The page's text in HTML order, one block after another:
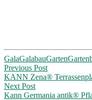
GalaGalabauGarten
Post
navigation
Previous Post
KANN Zena®
Next Post
Kann Germania antik®